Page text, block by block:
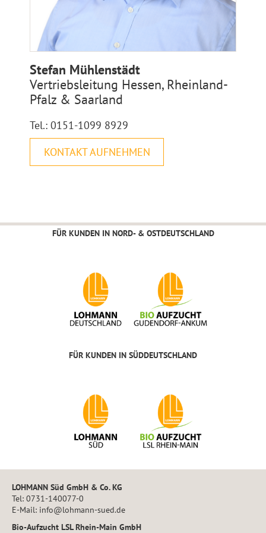
Stefan Mühlenstädt
Vertriebsleitung Hessen, Rheinland-
Pfalz & Saarland
Tel.: 0151-1099 8929
KONTAKT AUFNEHMEN
FÜR KUNDEN IN NORD- & OSTDEUTSCHLAND
FÜR KUNDEN IN SÜDDEUTSCHLAND
LOHMANN Süd GmbH & Co. KG
Tel: 0731-140077-0
E-Mail: info@lohmann-sued.de
Bio-Aufzucht LSL Rhein-Main GmbH